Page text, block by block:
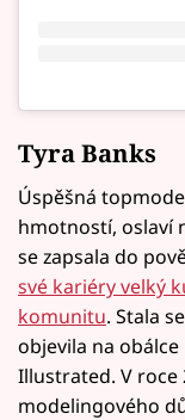
Tyra Banks
Úspěšná
hmotností, oslaví
se zapsala do
své kariéry velký
komunitu. Stala
objevila na
Illustrated. V roce
modelingového